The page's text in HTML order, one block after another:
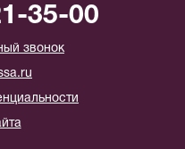
35-00
звонок